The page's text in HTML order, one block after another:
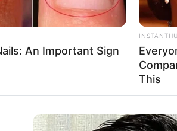
An Important Sign
This